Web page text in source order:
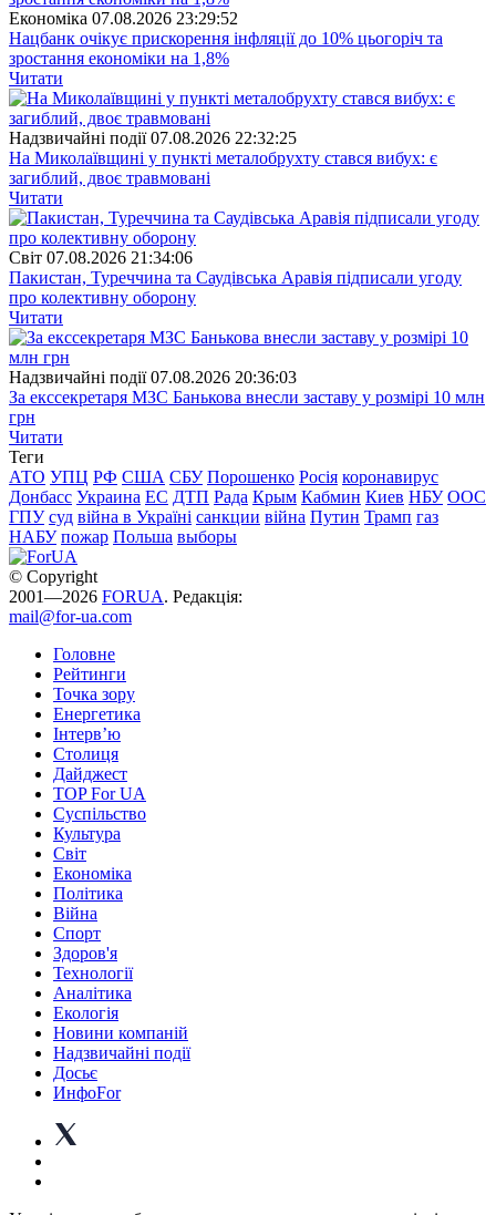
Економіка 07.08.2026 23:29:52
Нацбанк очікує прискорення інфляції до 10% цьогоріч та
зростання економіки на 1,8%
Читати
Надзвичайні події 07.08.2026 22:32:25
На Миколаївщині у пункті металобрухту стався вибух: є
загиблий, двоє травмовані
Читати
Свiт 07.08.2026 21:34:06
Пакистан, Туреччина та Саудівська Аравія підписали угоду
про колективну оборону
Читати
Надзвичайні події 07.08.2026 20:36:03
За екссекретаря МЗС Банькова внесли заставу у розмірі 10 млн
грн
Читати
Теги
АТО УПЦ РФ США СБУ Порошенко Росія коронавирус
Донбасс Украина ЕС ДТП Рада Крым Кабмин Киев НБУ ООС
ГПУ суд війна в Україні санкции війна Путин Трамп газ
НАБУ пожар Польша выборы
© Copyright
2001—2026 FORUA. Редакція:
mail@for-ua.com
Головне
Рейтинги
Точка зору
Енергетика
Інтерв’ю
Столиця
Дайджест
TOP For UA
Суспiльство
Культура
Світ
Економіка
Політика
Війна
Спорт
Здоров'я
Технології
Аналітика
Екологія
Новини компаній
Надзвичайні події
Досьє
ИнфоFor